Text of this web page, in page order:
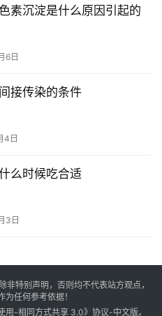
素沉淀是什么原因引起的
6日
接传染的条件
4日
么时候吃合适
3日
非特别声明，否则均不代表站方观点，
任何参考依据！
-相同方式共享 3.0》协议-中文版。